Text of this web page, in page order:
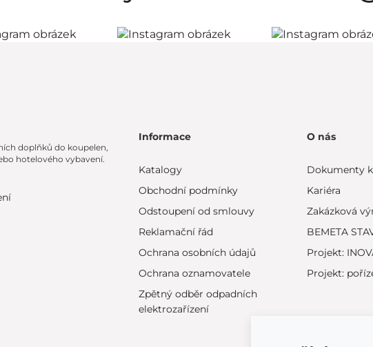
doplňků do koupelen,
hotelového vybavení.
Informace
Katalogy
Obchodní podmínky
Odstoupení od smlouvy
Reklamační řád
Ochrana osobních údajů
Ochrana oznamovatele
Zpětný odběr odpadních
elektrozařízení
O nás
Dokumenty
Kariéra
Zakázková
BEMETA
Projekt:
Projekt: